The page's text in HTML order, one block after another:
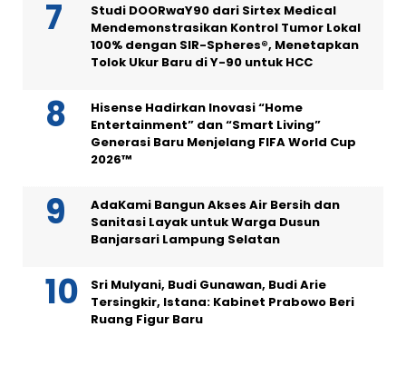
Studi DOORwaY90 dari Sirtex Medical
Mendemonstrasikan Kontrol Tumor Lokal
100% dengan SIR-Spheres®, Menetapkan
Tolok Ukur Baru di Y-90 untuk HCC
Hisense Hadirkan Inovasi “Home
Entertainment” dan “Smart Living”
Generasi Baru Menjelang FIFA World Cup
2026™
AdaKami Bangun Akses Air Bersih dan
Sanitasi Layak untuk Warga Dusun
Banjarsari Lampung Selatan
Sri Mulyani, Budi Gunawan, Budi Arie
Tersingkir, Istana: Kabinet Prabowo Beri
Ruang Figur Baru